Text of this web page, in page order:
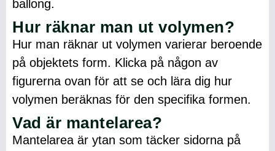
ballong.
Hur räknar man ut volymen?
Hur man räknar ut volymen varierar beroende
på objektets form. Klicka på någon av
figurerna ovan för att se och lära dig hur
volymen beräknas för den specifika formen.
Vad är mantelarea?
Mantelarea är ytan som täcker sidorna på